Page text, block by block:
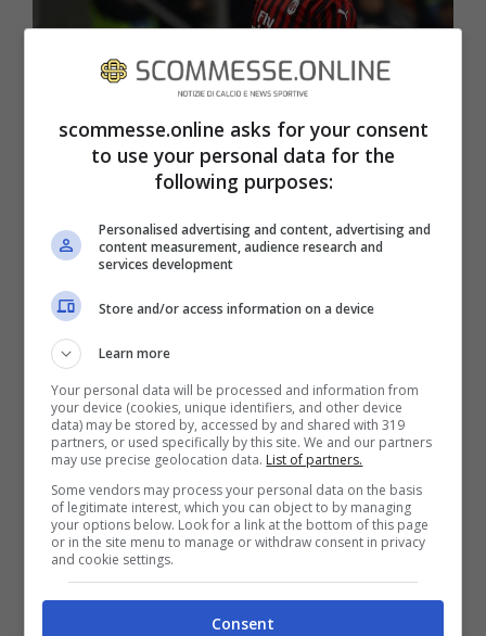
Krunic fedelissimo di Pioli: ancora per poco…
Tra le qualità principali del centrocampista,
forse quella che emerge di più è quella
relativa alla sua grande duttilità tecnico-
tattica. Trequartista, mediano, mezzala, a
centrocampo Krunic può giocare
praticamente ovunque.
scommesse.online asks for your consent
to use your personal data for the
following purposes:
Personalised advertising and content, advertising and
content measurement, audience research and
services development
Store and/or access information on a device
Learn more
Your personal data will be processed and information from
your device (cookies, unique identifiers, and other device
data) may be stored by, accessed by and shared with 319
partners, or used specifically by this site. We and our partners
may use precise geolocation data. List of partners.
Some vendors may process your personal data on the basis
of legitimate interest, which you can object to by managing
your options below. Look for a link at the bottom of this page
or in the site menu to manage or withdraw consent in privacy
and cookie settings.
Consent